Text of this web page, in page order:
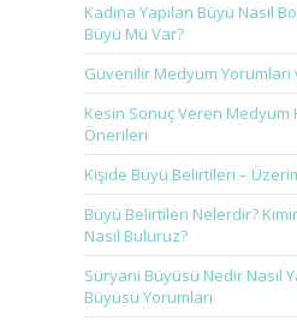
Kadına Yapılan Büyü Nasıl
Büyü Mü Var?
Güvenilir Medyum
Kesin Sonuç Veren Medyum
Önerileri
Kişide Büyü Belirtileri –
Büyü Belirtileri Nelerdir? Kimin
Nasıl Buluruz?
Süryani Büyüsü Nedir Nasıl
Büyüsü Yorumları